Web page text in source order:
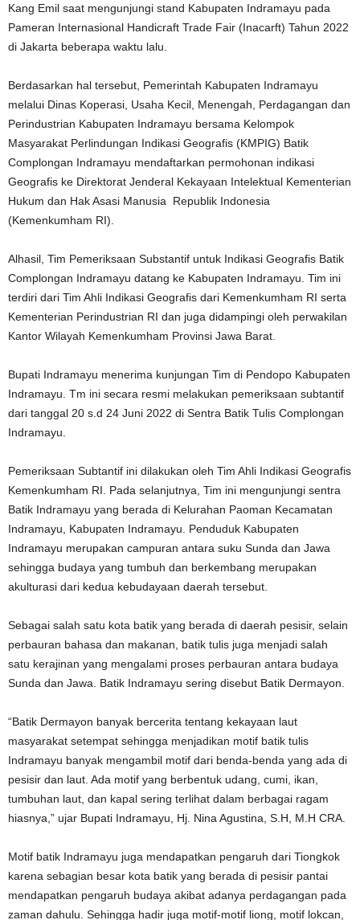
Kang Emil saat mengunjungi stand Kabupaten Indramayu pada
Pameran Internasional Handicraft Trade Fair (Inacarft) Tahun 2022
di Jakarta beberapa waktu lalu.
Berdasarkan hal tersebut, Pemerintah Kabupaten Indramayu
melalui Dinas Koperasi, Usaha Kecil, Menengah, Perdagangan dan
Perindustrian Kabupaten Indramayu bersama Kelompok
Masyarakat Perlindungan Indikasi Geografis (KMPIG) Batik
Complongan Indramayu mendaftarkan permohonan indikasi
Geografis ke Direktorat Jenderal Kekayaan Intelektual Kementerian
Hukum dan Hak Asasi Manusia Republik Indonesia
(Kemenkumham RI).
Alhasil, Tim Pemeriksaan Substantif untuk Indikasi Geografis Batik
Complongan Indramayu datang ke Kabupaten Indramayu. Tim ini
terdiri dari Tim Ahli Indikasi Geografis dari Kemenkumham RI serta
Kementerian Perindustrian RI dan juga didampingi oleh perwakilan
Kantor Wilayah Kemenkumham Provinsi Jawa Barat.
Bupati Indramayu menerima kunjungan Tim di Pendopo Kabupaten
Indramayu. Tm ini secara resmi melakukan pemeriksaan subtantif
dari tanggal 20 s.d 24 Juni 2022 di Sentra Batik Tulis Complongan
Indramayu.
Pemeriksaan Subtantif ini dilakukan oleh Tim Ahli Indikasi Geografis
Kemenkumham RI. Pada selanjutnya, Tim ini mengunjungi sentra
Batik Indramayu yang berada di Kelurahan Paoman Kecamatan
Indramayu, Kabupaten Indramayu. Penduduk Kabupaten
Indramayu merupakan campuran antara suku Sunda dan Jawa
sehingga budaya yang tumbuh dan berkembang merupakan
akulturasi dari kedua kebudayaan daerah tersebut.
Sebagai salah satu kota batik yang berada di daerah pesisir, selain
perbauran bahasa dan makanan, batik tulis juga menjadi salah
satu kerajinan yang mengalami proses perbauran antara budaya
Sunda dan Jawa. Batik Indramayu sering disebut Batik Dermayon.
“Batik Dermayon banyak bercerita tentang kekayaan laut
masyarakat setempat sehingga menjadikan motif batik tulis
Indramayu banyak mengambil motif dari benda-benda yang ada di
pesisir dan laut. Ada motif yang berbentuk udang, cumi, ikan,
tumbuhan laut, dan kapal sering terlihat dalam berbagai ragam
hiasnya,” ujar Bupati Indramayu, Hj. Nina Agustina, S.H, M.H CRA.
Motif batik Indramayu juga mendapatkan pengaruh dari Tiongkok
karena sebagian besar kota batik yang berada di pesisir pantai
mendapatkan pengaruh budaya akibat adanya perdagangan pada
zaman dahulu. Sehingga hadir juga motif-motif liong, motif lokcan,